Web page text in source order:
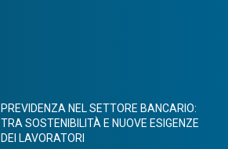
PREVIDENZA NEL SETTORE BANCARIO:
TRA SOSTENIBILITÀ E NUOVE ESIGENZE
DEI LAVORATORI